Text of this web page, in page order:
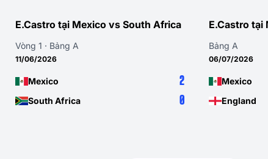
E.Castro tại Mexico vs England
Bảng A
06/07/2026
Mexico 2
England 3
E.Castro tại
Bảng A
01/07/2026
Mexico
Ecuador